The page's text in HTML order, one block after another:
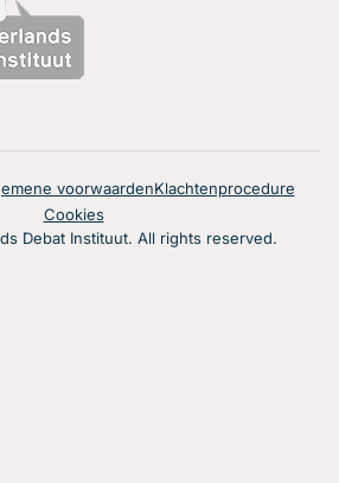
voorwaardenKlachtenprocedure
Cookies
Debat Instituut. All rights reserved.